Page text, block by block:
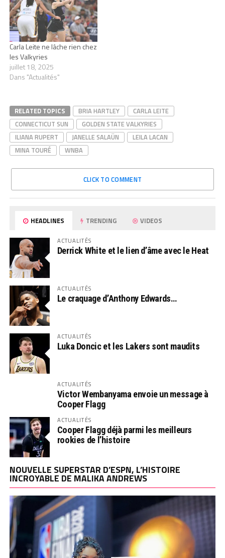
Carla Leite ne lâche rien chez
les Valkyries
juillet 18, 2025
Dans "Actualités"
RELATED TOPICS BRIA HARTLEY
CARLA LEITE
CONNECTICUT SUN
GOLDEN STATE VALKYRIES
ILIANA RUPERT
JANELLE SALAÜN
LEILA LACAN
MINA TOURÉ
WNBA
CLICK TO COMMENT
HEADLINES TRENDING VIDEOS
ACTUALITÉS
Derrick White et le lien d’âme avec le Heat
ACTUALITÉS
Le craquage d’Anthony Edwards…
ACTUALITÉS
Luka Doncic et les Lakers sont maudits
ACTUALITÉS
Victor Wembanyama envoie un message à
Cooper Flagg
ACTUALITÉS
Cooper Flagg déjà parmi les meilleurs
rookies de l’histoire
NOUVELLE SUPERSTAR D’ESPN, L’HISTOIRE
INCROYABLE DE MALIKA ANDREWS